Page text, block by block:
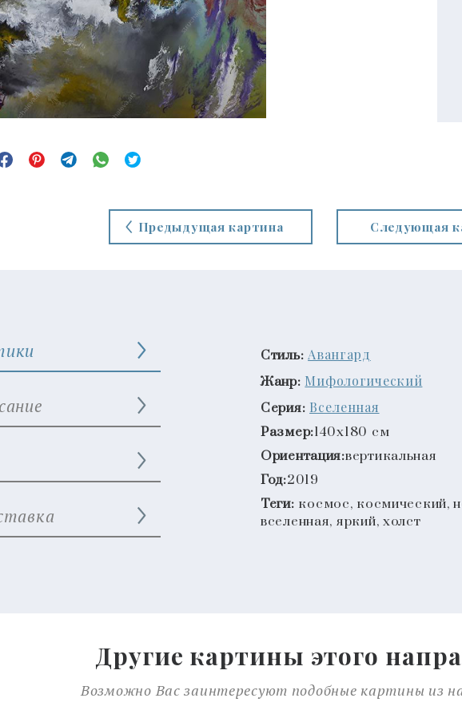
Предыдущая картина Следующая
Стиль: Авангард
Жанр: Мифологический
Серия: Вселенная
Размер:140x180 см
Ориентация:вертикальная
Год:2019
Теги: космос, космический,
вселенная, яркий, холст
Другие картины этого
Возможно Вас заинтересуют подобные картины из